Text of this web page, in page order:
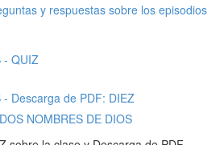
y respuestas sobre los episodios
- QUIZ
Descarga de PDF: DIEZ
NOMBRES DE DIOS